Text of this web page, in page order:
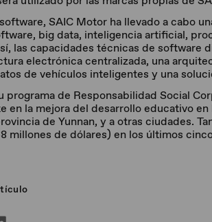
SAIC Motor ha llevado a cabo
big data, inteligencia artificial,
las capacidades técnicas de software
electrónica centralizada, una
de vehículos inteligentes y una
programa de Responsabilidad Social
en la mejora del desarrollo educativo
de Yunnan, y a otras ciudades.
millones de dólares) en los últimos